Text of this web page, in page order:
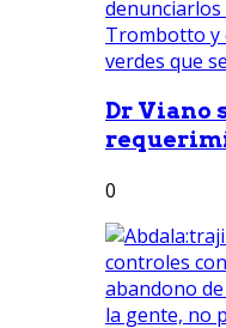
Dr Viano
0